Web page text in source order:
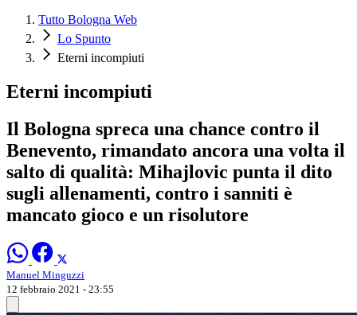
Tutto Bologna Web
Lo Spunto
Eterni incompiuti
Eterni incompiuti
Il Bologna spreca una chance contro il
Benevento, rimandato ancora una volta il
salto di qualità: Mihajlovic punta il dito
sugli allenamenti, contro i sanniti è
mancato gioco e un risolutore
Manuel Minguzzi
12 febbraio 2021 - 23:55